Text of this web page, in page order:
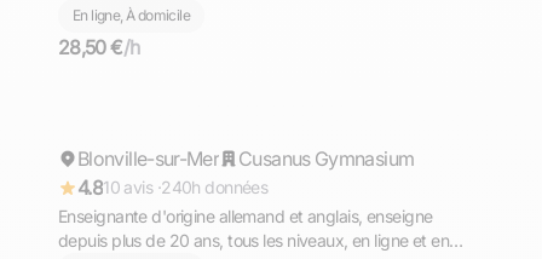
En ligne, À domicile
28,50 €/h
Répond rapidement
Blonville-sur-Mer
Cusanus Gymnasium
4.810 avis ·240h données
Enseignante d'origine allemand et anglais, enseigne
depuis plus de 20 ans, tous les niveaux, en ligne et en